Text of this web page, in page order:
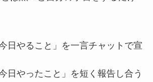
日やること」を一言チャットで宣
日やったこと」を短く報告し合う